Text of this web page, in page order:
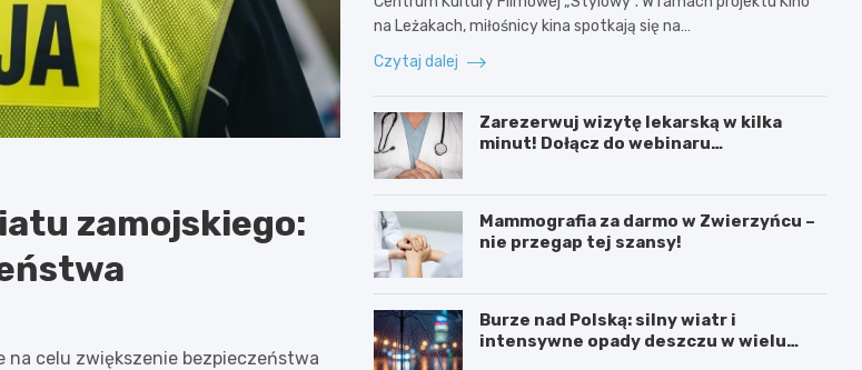
zamojskiego:
na celu zwiększenie bezpieczeństwa
na Leżakach, miłośnicy kina spotkają się na…
Czytaj dalej
Zarezerwuj wizytę lekarską w kilka
minut! Dołącz do webinaru
Mammografia za darmo w Zwierzyńcu –
nie przegap tej szansy!
Burze nad Polską: silny wiatr i
intensywne opady deszczu w wielu